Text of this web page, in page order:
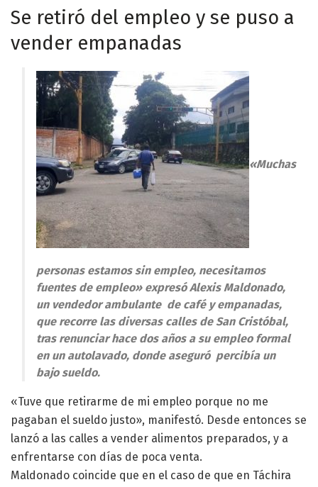
Se retiró del empleo y se puso a
vender empanadas
«Muchas
personas estamos sin empleo, necesitamos
fuentes de empleo» expresó Alexis Maldonado,
un vendedor ambulante de café y empanadas,
que recorre las diversas calles de San Cristóbal,
tras renunciar hace dos años a su empleo formal
en un autolavado, donde aseguró percibía un
bajo sueldo.
«Tuve que retirarme de mi empleo porque no me
pagaban el sueldo justo», manifestó. Desde entonces se
lanzó a las calles a vender alimentos preparados, y a
enfrentarse con días de poca venta.
Maldonado coincide que en el caso de que en Táchira